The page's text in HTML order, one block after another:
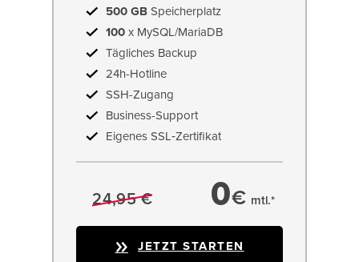
500 GB Speicherplatz
100 x MySQL/MariaDB
Tägliches Backup
24h-Hotline
SSH-Zugang
Business-Support
Eigenes SSL‑Zertifikat
24,95 € 0€ mtl.*
JETZT STARTEN